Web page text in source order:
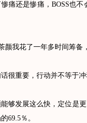
痛还是惨痛，BOSS也
我花了一年多时间筹备，
重要，行动并不等于冲
发展这么快，定位是更
69.5％。